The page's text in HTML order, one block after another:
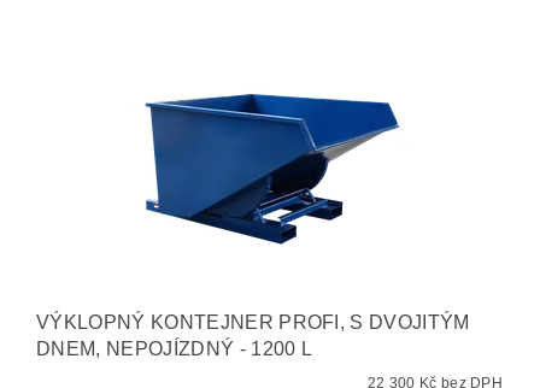
VÝKLOPNÝ KONTEJNER PROFI, S DVOJITÝM
DNEM, NEPOJÍZDNÝ - 1200 L
22 300 Kč bez DPH